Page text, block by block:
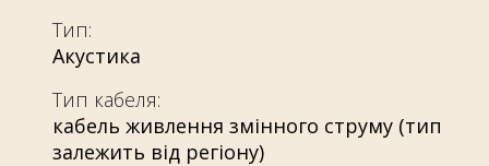
Тип:
Акустика
Тип кабеля:
кабель живлення змінного струму (тип
залежить від регіону)